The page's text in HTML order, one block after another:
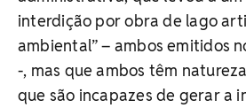
interdição por obra de lago
ambiental” – ambos emitidos
-, mas que ambos têm
que são incapazes de gerar a